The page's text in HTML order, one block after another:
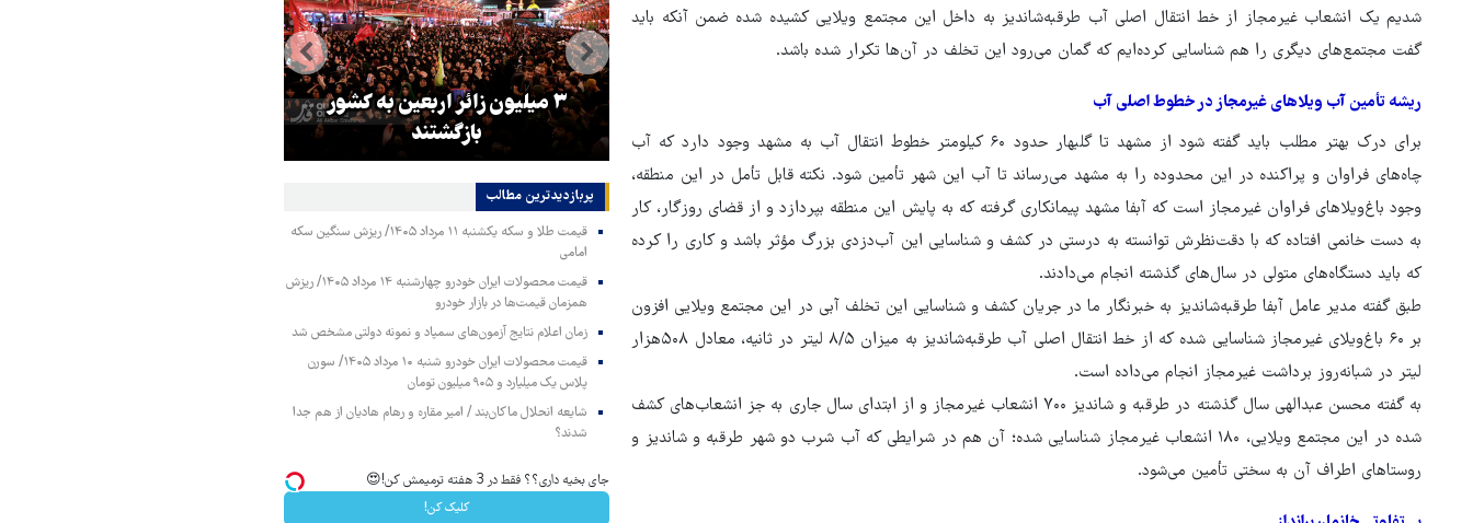
شدیم یک انشعاب غیرمجاز از خط انتقال اصلی آب طرقبه‌شاندیز به داخل این مجتمع ویلایی کشیده شده ضمن آنکه باید
گفت مجتمع‌های دیگری را هم شناسایی کرده‌ایم که گمان می‌رود این تخلف در آن‌ها تکرار شده باشد.
ریشه تأمین آب ویلاهای غیرمجاز در خطوط اصلی آب
برای درک بهتر مطلب باید گفته شود از مشهد تا گلبهار حدود ۶۰ کیلومتر خطوط انتقال آب به مشهد وجود دارد که آب
چاه‌های فراوان و پراکنده در این محدوده را به مشهد می‌رساند تا آب این شهر تأمین شود. نکته قابل تأمل در این منطقه،
وجود باغ‌ویلاهای فراوان غیرمجاز است که آبفا مشهد پیمانکاری گرفته که به پایش این منطقه بپردازد و از قضای روزگار، کار
به دست خانمی افتاده که با دقت‌نظرش توانسته به درستی در کشف و شناسایی این آب‌دزدی بزرگ مؤثر باشد و کاری را کرده
که باید دستگاه‌های متولی در سال‌های گذشته انجام می‌دادند.
طبق گفته مدیر عامل آبفا طرقبه‌شاندیز به خبرنگار ما در جریان کشف و شناسایی این تخلف آبی در این مجتمع ویلایی افزون
بر ۶۰ باغ‌ویلای غیرمجاز شناسایی شده که از خط انتقال اصلی آب طرقبه‌شاندیز به میزان ۸/۵ لیتر در ثانیه، معادل ۵۰۸هزار
لیتر در شبانه‌روز برداشت غیرمجاز انجام می‌داده است.
به گفته محسن عبدالهی سال گذشته در طرقبه و شاندیز ۷۰۰ انشعاب غیرمجاز و از ابتدای سال جاری به جز انشعاب‌های کشف
شده در این مجتمع ویلایی، ۱۸۰ انشعاب غیرمجاز شناسایی شده؛ آن هم در شرایطی که آب شرب دو شهر طرقبه و شاندیز و
روستاهای اطراف آن به سختی تأمین می‌شود.
هماهنگی محور مقاومت، آمریکا را
در منطقه درمانده کرد
جنگ‌طلبی است!
۳ میلیون زائر اربعین به کشور
بازگشتند
پربازدیدترین‌ مطالب
قیمت طلا و سکه یکشنبه ۱۱ مرداد ۱۴۰۵/ ریزش سنگین سکه
امامی
قیمت محصولات ایران خودرو چهارشنبه ۱۴ مرداد ۱۴۰۵/ ریزش
همزمان قیمت‌ها در بازار خودرو
زمان اعلام نتایج آزمون‌های سمپاد و نمونه دولتی مشخص شد
قیمت محصولات ایران خودرو شنبه ۱۰ مرداد ۱۴۰۵/ سورن
پلاس یک میلیارد و ۹۰۵ میلیون تومان
شایعه انحلال ماکان‌بند / امیر مقاره و رهام هادیان از هم جدا
شدند؟
جای بخیه داری؟؟ فقط در 3 هفته ترمیمش کن!😍
کلیک کن!